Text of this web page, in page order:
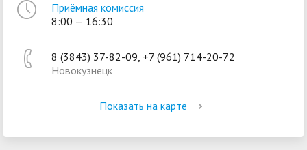
Приёмная комиссия
8:00 — 16:30
8 (3843) 37-82-09, +7 (961) 714-20-72
Новокузнецк
Показать на карте